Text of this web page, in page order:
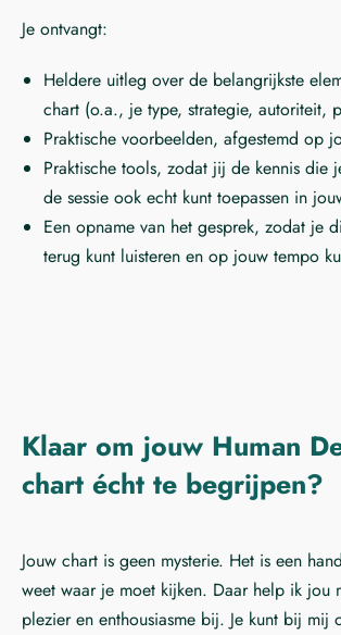
Je ontvangt:
Heldere uitleg over de belangrijkste
chart (o.a., je type, strategie, autoriteit,
Praktische voorbeelden, afgestemd op
Praktische tools, zodat jij de kennis die
de sessie ook echt kunt toepassen in
Een opname van het gesprek, zodat je
terug kunt luisteren en op jouw tempo
Klaar om jouw Human
chart écht te begrijpen?
Jouw chart is geen mysterie. Het is een
weet waar je moet kijken. Daar help ik jou
plezier en enthousiasme bij. Je kunt bij mij